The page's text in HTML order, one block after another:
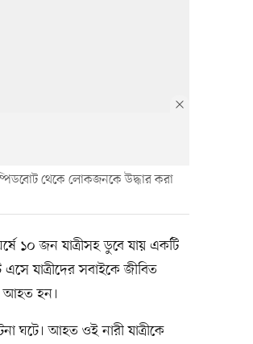
থেকে লোকজনকে উদ্ধার করা
১০ জন যাত্রীসহ ডুবে যায় একটি
যাত্রীদের সবাইকে জীবিত
আহত হন।
ঘটে। আহত ওই নারী যাত্রীকে